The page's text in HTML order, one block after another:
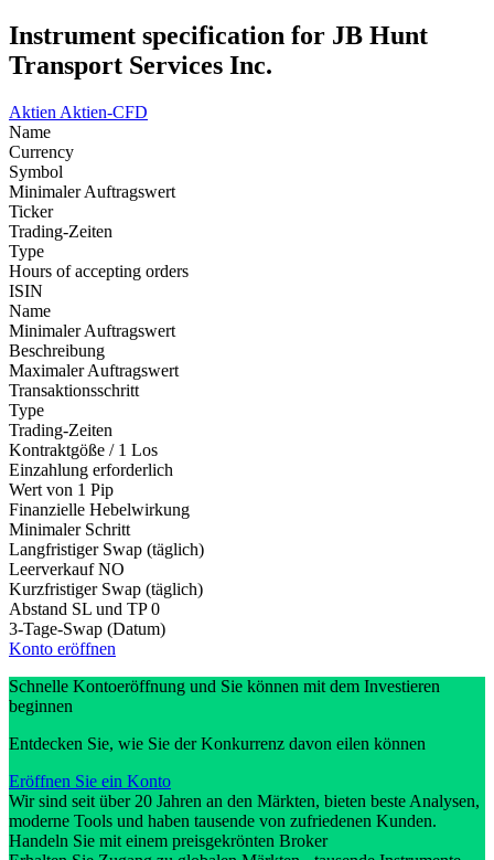
Instrument specification for JB Hunt
Transport Services Inc.
Aktien Aktien-CFD
Name
Currency
Symbol
Minimaler Auftragswert
Ticker
Trading-Zeiten
Type
Hours of accepting orders
ISIN
Name
Minimaler Auftragswert
Beschreibung
Maximaler Auftragswert
Transaktionsschritt
Type
Trading-Zeiten
Kontraktgöße / 1 Los
Einzahlung erforderlich
Wert von 1 Pip
Finanzielle Hebelwirkung
Minimaler Schritt
Langfristiger Swap (täglich)
Leerverkauf NO
Kurzfristiger Swap (täglich)
Abstand SL und TP 0
3-Tage-Swap (Datum)
Konto eröffnen
Schnelle Kontoeröffnung und Sie können mit dem Investieren
beginnen
Entdecken Sie, wie Sie der Konkurrenz davon eilen können
Eröffnen Sie ein Konto
Wir sind seit über 20 Jahren an den Märkten, bieten beste Analysen,
moderne Tools und haben tausende von zufriedenen Kunden.
Handeln Sie mit einem preisgekrönten Broker